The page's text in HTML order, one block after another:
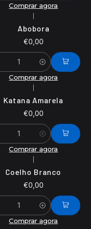
Comprar agora
Abobora
€0,00
Comprar agora
Katana Amarela
€0,00
Comprar agora
Coelho Branco
€0,00
Comprar agora